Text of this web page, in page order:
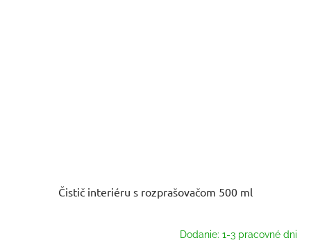
Čistič interiéru s rozprašovačom 500 ml
Dodanie: 1-3 pracovné dni